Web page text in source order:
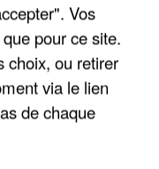
Vos
pour ce site.
choix, ou retirer
via le lien
de chaque